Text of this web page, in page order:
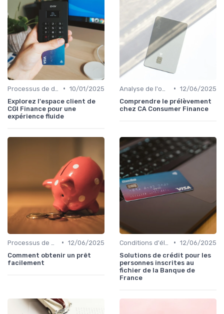
• 10/01/2025
Explorez l'espace client de
CGI Finance pour une
expérience fluide
• 12/06/2025
Comprendre le prélèvement
chez CA Consumer Finance
• 12/06/2025
Comment obtenir un prêt
facilement
• 12/06/2025
Solutions de crédit pour les
personnes inscrites au
fichier de la Banque de
France